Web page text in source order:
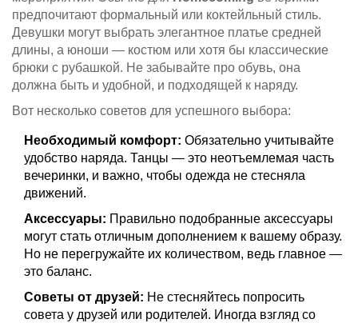
предпочитают формальный или коктейльный стиль.
Девушки могут выбрать элегантное платье средней
длины, а юноши — костюм или хотя бы классические
брюки с рубашкой. Не забывайте про обувь, она
должна быть и удобной, и подходящей к наряду.
Вот несколько советов для успешного выбора:
Необходимый комфорт: Обязательно учитывайте
удобство наряда. Танцы — это неотъемлемая часть
вечеринки, и важно, чтобы одежда не стесняла
движений.
Аксессуары: Правильно подобранные аксессуары
могут стать отличным дополнением к вашему образу.
Но не перегружайте их количеством, ведь главное —
это баланс.
Советы от друзей: Не стесняйтесь попросить
совета у друзей или родителей. Иногда взгляд со